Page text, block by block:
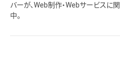
バーが、Web制作・Webサービスに
中。